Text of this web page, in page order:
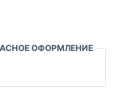
ОФОРМЛЕНИЕ